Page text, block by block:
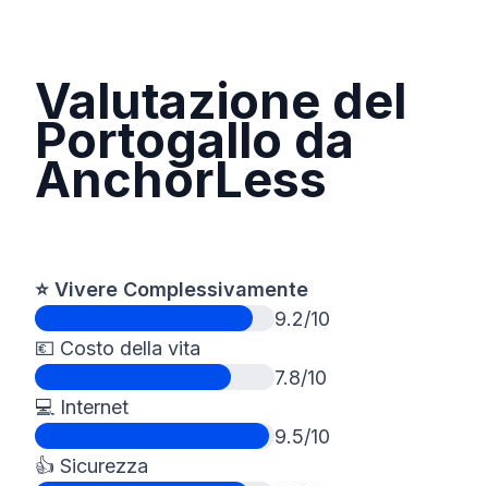
Valutazione del
Portogallo da
AnchorLess
⭐️ Vivere Complessivamente
9.2/10
💶 Costo della vita
7.8/10
💻 Internet
9.5/10
👍 Sicurezza